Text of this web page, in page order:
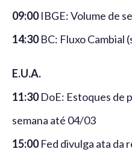
09:00IBGE: Volume de
14:30BC: Fluxo Cambial
E.U.A.
11:30DoE: Estoques de
semana até 04/03
15:00Fed divulga ata da